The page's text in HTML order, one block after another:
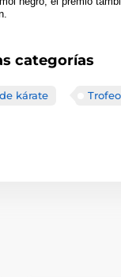
categorías
kárate